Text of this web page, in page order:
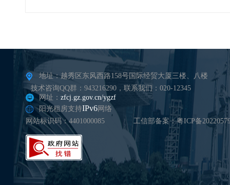
地址：越秀区东风西路158号国际经贸大厦三楼、八楼
技术咨询QQ群：943216290，联系我们：020-12345
网址： zfcj.gz.gov.cn/ygzf
阳光租房支持IPv6网络
网站标识码：4401000085
工信部备案：粤ICP备